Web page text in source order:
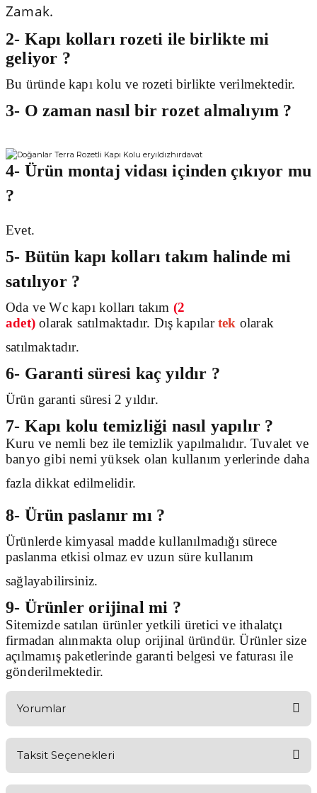
Zamak.
2- Kapı kolları rozeti ile birlikte mi
geliyor ?
Bu üründe kapı kolu ve rozeti birlikte verilmektedir.
3- O zaman nasıl bir rozet almalıyım ?
4- Ürün montaj vidası içinden çıkıyor mu
?
Evet.
5- Bütün kapı kolları takım halinde mi
satılıyor ?
Oda ve Wc kapı kolları takım (2
adet) olarak satılmaktadır. Dış kapılartek olarak
satılmaktadır.
6- Garanti süresi kaç yıldır ?
Ürün garanti süresi 2 yıldır.
7- Kapı kolu temizliği nasıl yapılır ?
Kuru ve nemli bez ile temizlik yapılmalıdır. Tuvalet ve
banyo gibi nemi yüksek olan kullanım yerlerinde daha
fazla dikkat edilmelidir.
8- Ürün paslanır mı ?
Ürünlerde kimyasal madde kullanılmadığı sürece
paslanma etkisi olmaz ev uzun süre kullanım
sağlayabilirsiniz.
9- Ürünler orijinal mi ?
Sitemizde satılan ürünler yetkili üretici ve ithalatçı
firmadan alınmakta olup orijinal üründür. Ürünler size
açılmamış paketlerinde garanti belgesi ve faturası ile
gönderilmektedir.
Yorumlar
Taksit Seçenekleri